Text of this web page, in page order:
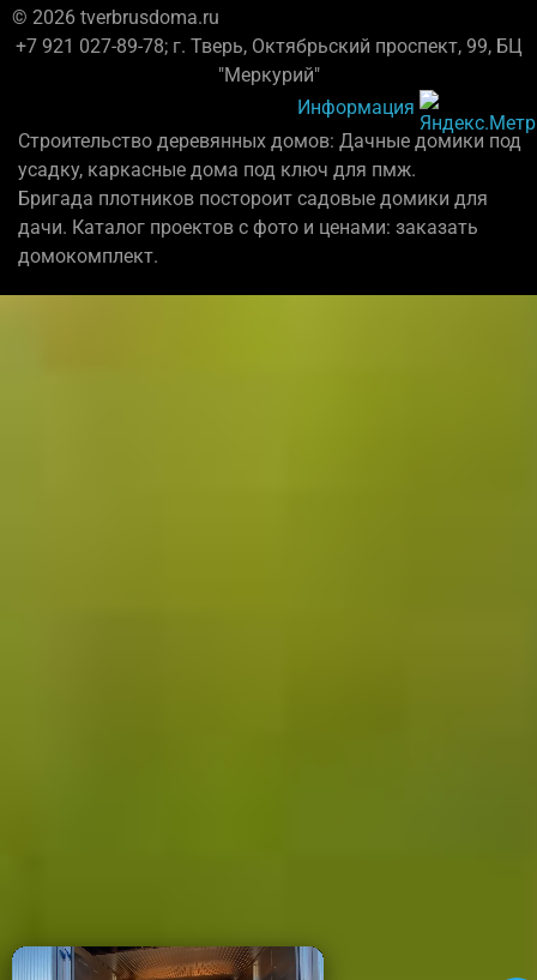
© 2026 tverbrusdoma.ru
+7 921 027-89-78; г. Тверь, Октябрьский проспект, 99, БЦ
"Меркурий"
Информация
Строительство деревянных домов: Дачные домики под
усадку, каркасные дома под ключ для пмж.
Бригада плотников постороит садовые домики для
дачи. Каталог проектов с фото и ценами: заказать
домокомплект.